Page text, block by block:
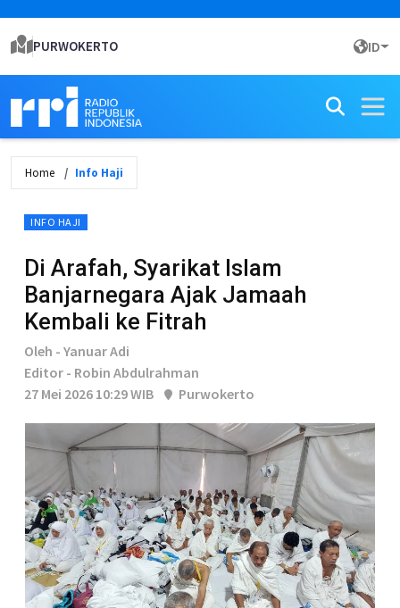
PURWOKERTO ID
Home Info Haji
INFO HAJI
Di Arafah, Syarikat Islam
Banjarnegara Ajak Jamaah
Kembali ke Fitrah
Oleh - Yanuar Adi
Editor - Robin Abdulrahman
27 Mei 2026 10:29 WIB
Purwokerto